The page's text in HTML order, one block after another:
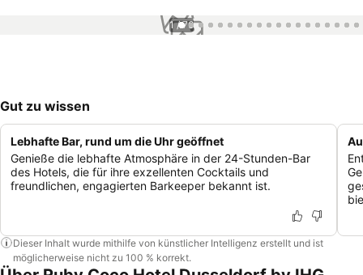
1 / 76
Gut zu wissen
Lebhafte Bar, rund um die Uhr geöffnet
Genieße die lebhafte Atmosphäre in der 24-Stunden-Bar
des Hotels, die für ihre exzellenten Cocktails und
freundlichen, engagierten Barkeeper bekannt ist.
Dieser Inhalt wurde mithilfe von künstlicher Intelligenz erstellt und ist
möglicherweise nicht zu 100 % korrekt.